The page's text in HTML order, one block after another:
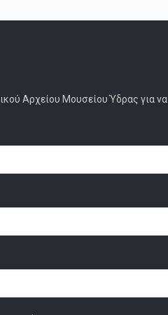
Αρχείου Μουσείου Ύδρας για να